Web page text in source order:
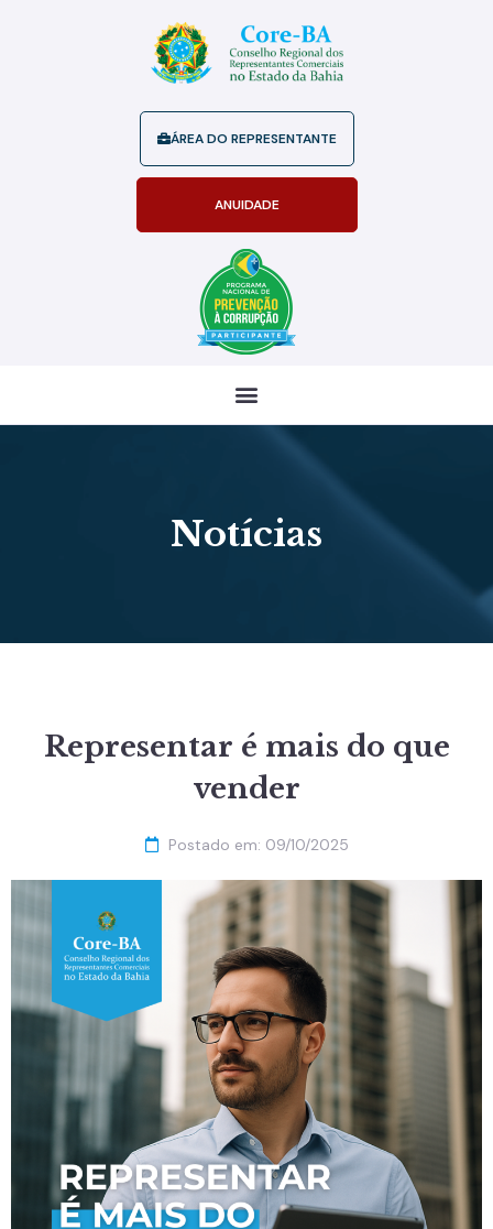
ÁREA DO REPRESENTANTE
ANUIDADE
Notícias
Representar é mais do que
vender
Postado em: 09/10/2025